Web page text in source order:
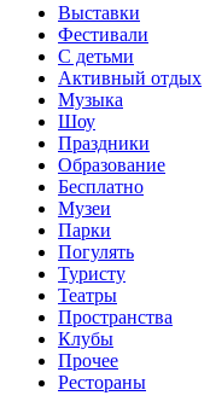
Выставки
Фестивали
С детьми
Активный отдых
Музыка
Шоу
Праздники
Образование
Бесплатно
Музеи
Парки
Погулять
Туристу
Театры
Пространства
Клубы
Прочее
Рестораны